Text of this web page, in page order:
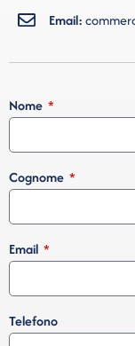
Email:
Nome
Cognome
Email
Telefono